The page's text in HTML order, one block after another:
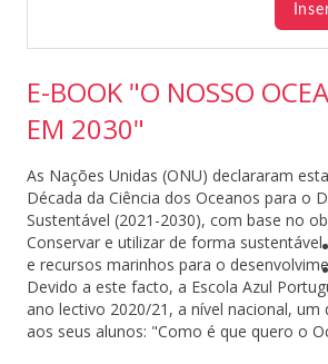
E-BOOK "O NOSSO
EM 2030"
As Nações Unidas (ONU) declararam
Década da Ciência dos Oceanos para o
Sustentável (2021-2030), com base no
Conservar e utilizar de forma
e recursos marinhos para o
Devido a este facto, a Escola Azul
ano lectivo 2020/21, a nível nacional, um
aos seus alunos: "Como é que quero o